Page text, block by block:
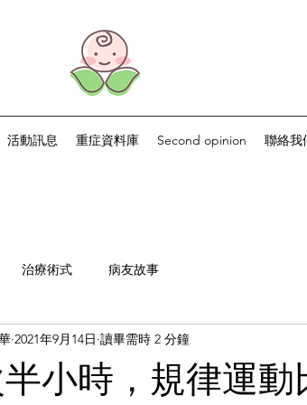
活動訊息 重症資料庫 Second opinion 聯絡我
治療術式 病友故事
小時，規律運動
2021年9月14日 讀畢需時 2 分鐘